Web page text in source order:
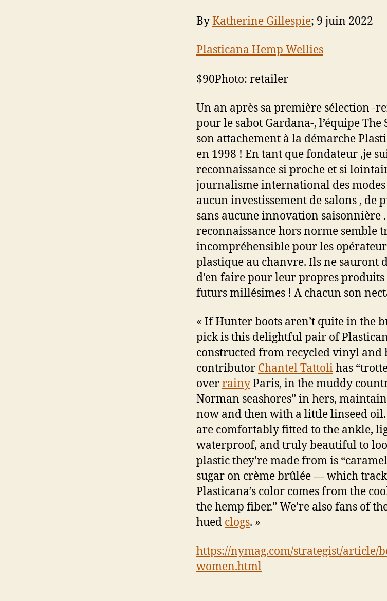
ByKatherine Gillespie; 9 juin 2022
Plasticana Hemp Wellies
$90Photo: retailer
Un an après sa première sélection -
pour le sabot Gardana-, l’équipe
son attachement à la démarche
en 1998 ! En tant que fondateur ,je
reconnaissance si proche et si
journalisme international des modes
aucun investissement de salons , de
sans aucune innovation saisonnière .
reconnaissance hors norme semble
incompréhensible pour les
plastique au chanvre. Ils ne sauront
d’en faire pour leur propres
futurs millésimes ! A chacun son
« If Hunter boots aren’t quite in the
pick is this delightful pair of
constructed from recycled vinyl and
contributor Chantel Tattolihas
overrainyParis, in the muddy
Norman seashores” in hers,
now and then with a little linseed oil.
are comfortably fitted to the ankle,
waterproof, and truly beautiful to
plastic they’re made from is
sugar on crème brûlée — which
Plasticana’s color comes from the
the hemp fiber.” We’re also fans of
hued clogs. »
https://nymag.com/strategist/article/
women.html